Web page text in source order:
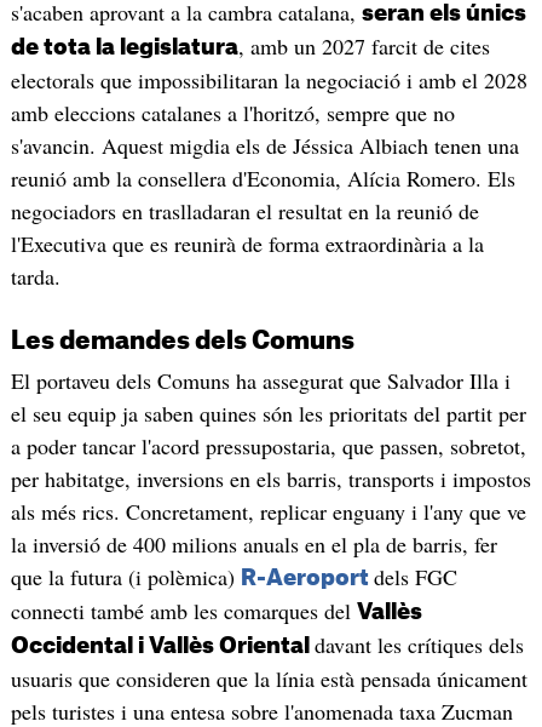
s'acaben aprovant a la cambra catalana, seran els únics
de tota la legislatura, amb un 2027 farcit de cites
electorals que impossibilitaran la negociació i amb el 2028
amb eleccions catalanes a l'horitzó, sempre que no
s'avancin. Aquest migdia els de Jéssica Albiach tenen una
reunió amb la consellera d'Economia, Alícia Romero. Els
negociadors en traslladaran el resultat en la reunió de
l'Executiva que es reunirà de forma extraordinària a la
tarda.
Les demandes dels Comuns
El portaveu dels Comuns ha assegurat que Salvador Illa i
el seu equip ja saben quines són les prioritats del partit per
a poder tancar l'acord pressupostaria, que passen, sobretot,
per habitatge, inversions en els barris, transports i impostos
als més rics. Concretament, replicar enguany i l'any que ve
la inversió de 400 milions anuals en el pla de barris, fer
que la futura (i polèmica) R-Aeroport dels FGC
connecti també amb les comarques del Vallès
Occidental i Vallès Oriental davant les crítiques dels
usuaris que consideren que la línia està pensada únicament
pels turistes i una entesa sobre l'anomenada taxa Zucman